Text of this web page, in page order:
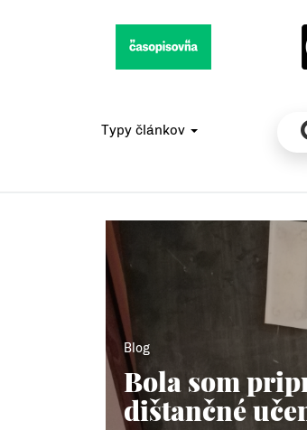
Typy článkov
Blog
Bola som
dištančné